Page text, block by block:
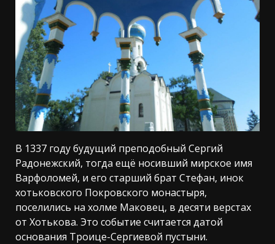
В 1337 году будущий преподобный Сергий
Радонежский, тогда ещё носивший мирское имя
Варфоломей, и его старший брат Стефан, инок
хотьковского Покровского монастыря,
поселились на холме Маковец, в десяти верстах
от Хотькова. Это событие считается датой
основания Троице-Сергиевой пустыни.